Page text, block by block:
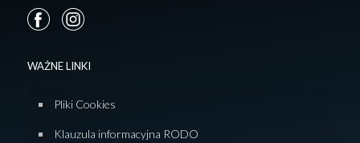
WAŻNE LINKI
Pliki Cookies
Klauzula informacyjna RODO